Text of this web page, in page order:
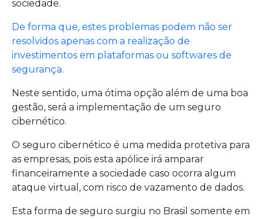
sociedade.
De forma que, estes problemas podem não ser
resolvidos apenas com a realização de
investimentos em plataformas ou softwares de
segurança.
Neste sentido, uma ótima opção além de uma boa
gestão, será a implementação de um seguro
cibernético.
O seguro cibernético é uma medida protetiva para
as empresas, pois esta apólice irá amparar
financeiramente a sociedade caso ocorra algum
ataque virtual, com risco de vazamento de dados.
Esta forma de seguro surgiu no Brasil somente em